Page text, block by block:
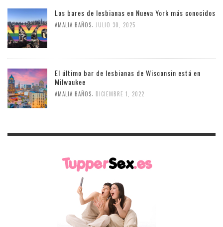
Los bares de lesbianas en Nueva York más conocidos
AMALIA BAÑOS JULIO 30, 2025
El último bar de lesbianas de Wisconsin está en
Milwaukee
AMALIA BAÑOS DICIEMBRE 1, 2022